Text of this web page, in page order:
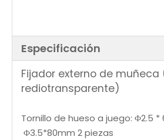
Especificación
Fijador externo de muñeca
rediotransparente)
Tornillo de hueso a juego: Φ2.5 *
Φ3.5*80mm 2 piezas